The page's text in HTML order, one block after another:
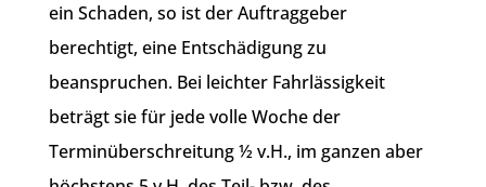
ein Schaden, so ist der Auftraggeber
berechtigt, eine Entschädigung zu
beanspruchen. Bei leichter Fahrlässigkeit
beträgt sie für jede volle Woche der
Terminüberschreitung ½ v.H., im ganzen aber